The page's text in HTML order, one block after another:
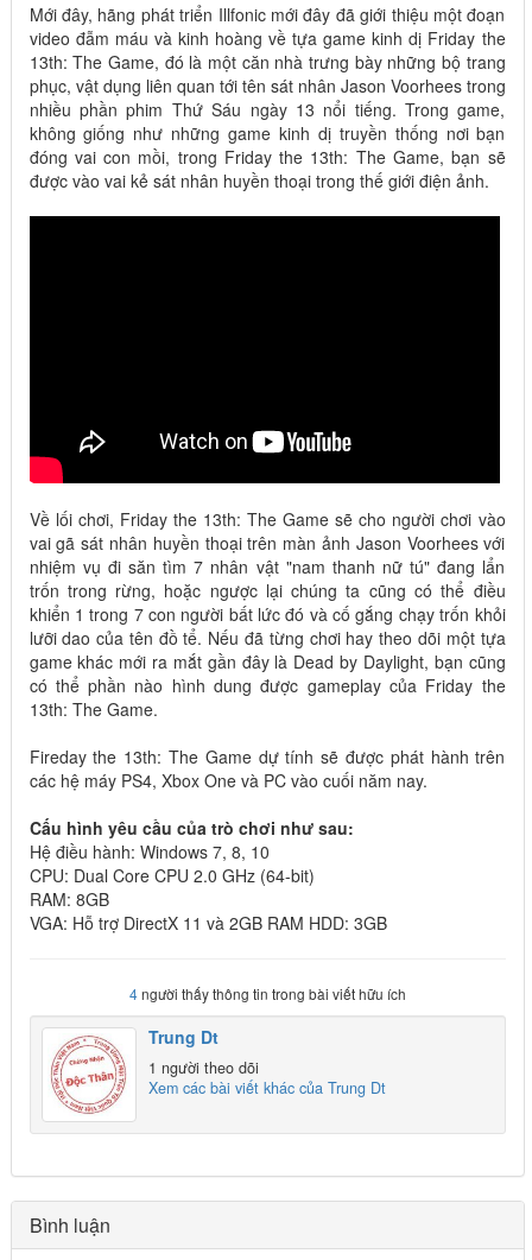
Mới đây, hãng phát triển Illfonic mới đây đã giới thiệu một đoạn
video đẫm máu và kinh hoàng về tựa game kinh dị Friday the
13th: The Game, đó là một căn nhà trưng bày những bộ trang
phục, vật dụng liên quan tới tên sát nhân Jason Voorhees trong
nhiều phần phim Thứ Sáu ngày 13 nổi tiếng. Trong game,
không giống như những game kinh dị truyền thống nơi bạn
đóng vai con mồi, trong Friday the 13th: The Game, bạn sẽ
được vào vai kẻ sát nhân huyền thoại trong thế giới điện ảnh.
Về lối chơi, Friday the 13th: The Game sẽ cho người chơi vào
vai gã sát nhân huyền thoại trên màn ảnh Jason Voorhees với
nhiệm vụ đi săn tìm 7 nhân vật "nam thanh nữ tú" đang lẩn
trốn trong rừng, hoặc ngược lại chúng ta cũng có thể điều
khiển 1 trong 7 con người bất lức đó và cố gắng chạy trốn khỏi
lưỡi dao của tên đồ tể. Nếu đã từng chơi hay theo dõi một tựa
game khác mới ra mắt gần đây là Dead by Daylight, bạn cũng
có thể phần nào hình dung được gameplay của Friday the
13th: The Game.
Fireday the 13th: The Game dự tính sẽ được phát hành trên
các hệ máy PS4, Xbox One và PC vào cuối năm nay.
Cấu hình yêu cầu của trò chơi như sau:
Hệ điều hành: Windows 7, 8, 10
CPU: Dual Core CPU 2.0 GHz (64-bit)
RAM: 8GB
VGA: Hỗ trợ DirectX 11 và 2GB RAM HDD: 3GB
4người thấy thông tin trong bài viết hữu ích
Trung Dt
1 người theo dõi
Xem các bài viết khác của Trung Dt
Bình luận